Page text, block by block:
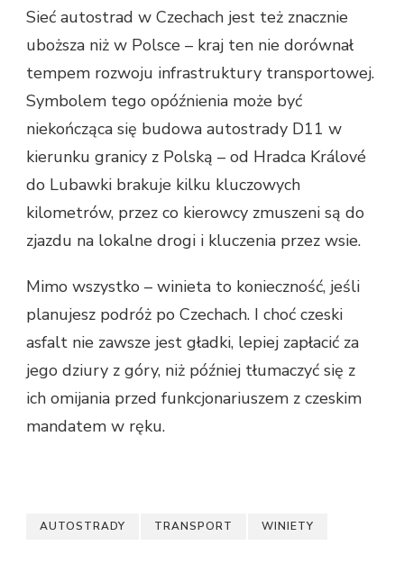
Sieć autostrad w Czechach jest też znacznie
uboższa niż w Polsce – kraj ten nie dorównał
tempem rozwoju infrastruktury transportowej.
Symbolem tego opóźnienia może być
niekończąca się budowa autostrady D11 w
kierunku granicy z Polską – od Hradca Králové
do Lubawki brakuje kilku kluczowych
kilometrów, przez co kierowcy zmuszeni są do
zjazdu na lokalne drogi i kluczenia przez wsie.
Mimo wszystko – winieta to konieczność, jeśli
planujesz podróż po Czechach. I choć czeski
asfalt nie zawsze jest gładki, lepiej zapłacić za
jego dziury z góry, niż później tłumaczyć się z
ich omijania przed funkcjonariuszem z czeskim
mandatem w ręku.
AUTOSTRADY TRANSPORT WINIETY